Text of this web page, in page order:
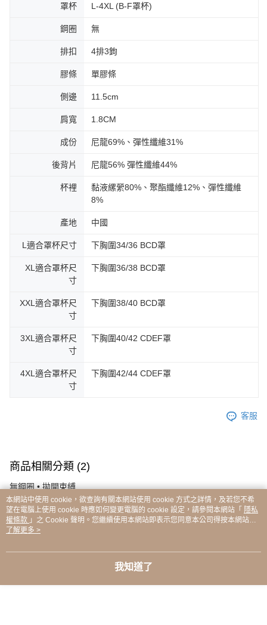
罩杯 L-4XL (B-F罩杯)
鋼圈 無
排扣 4排3鉤
膠條 單膠條
側邊 11.5cm
肩寬 1.8CM
成份 尼龍69%、彈性纖維31%
後背片 尼龍56% 彈性纖維44%
杯裡
黏液縲縈80%、聚酯纖維12%、彈性纖維
8%
產地 中國
L適合罩杯尺寸 下胸圍34/36 BCD罩
XL適合罩杯尺
寸
下胸圍36/38 BCD罩
XXL適合罩杯尺
寸
下胸圍38/40 BCD罩
3XL適合罩杯尺
寸
下胸圍40/42 CDEF罩
4XL適合罩杯尺
寸
下胸圍42/44 CDEF罩
客服
商品相關分類 (2)
無鋼圈 • 拋開束縛
New Arrival │本月上新
本分類熱銷
本網站中使用 cookie，欲查詢有關本網站使用 cookie 方式之詳情，及若您不希
望在電腦上使用 cookie 時應如何變更電腦的 cookie 設定，請參閱本網站「 隱私
權條款 」之 Cookie 聲明。您繼續使用本網站即表示您同意本公司得按本網站使
用條款之 Cookie 聲明使用 cookie。
了解更多 >
我知道了